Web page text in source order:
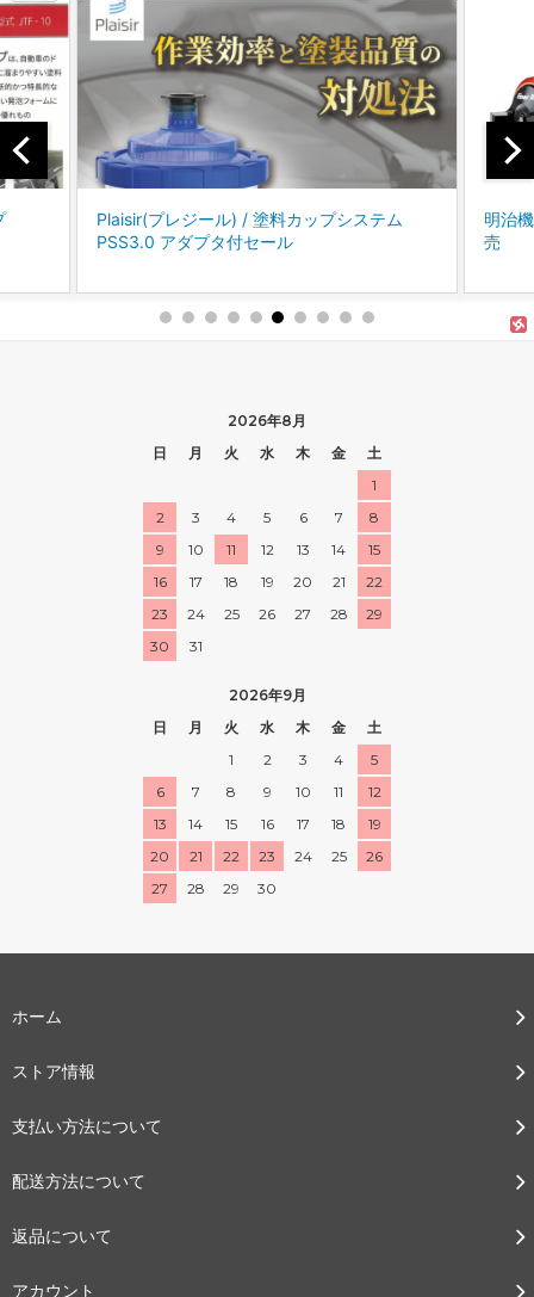
明治機械製作所 / Finer Ⅲ スプレーガン 新発
売
コバ
に、
2026年8月
日
月 火 水 木 金
土
1
2
3 4 5 6 7
8
9
10 11 12 13 14
15
16
17 18 19 20 21
22
23
24 25 26 27 28
29
30
31
2026年9月
日
月 火 水 木 金
土
1
2 3 4
5
6
7 8 9 10 11
12
13
14 15 16 17 18
19
20
21 22 23 24 25
26
27
28 29 30
ホーム
ストア情報
支払い方法について
配送方法について
返品について
アカウント